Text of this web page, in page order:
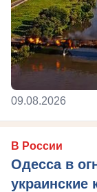
09.08.2026
В России
Одесса в
украинские